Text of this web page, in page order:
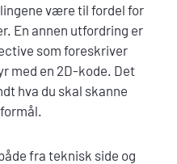
være til fordel for
En annen utfordring er
som foreskriver
med en 2D-kode. Det
hva du skal skanne
fra teknisk side og